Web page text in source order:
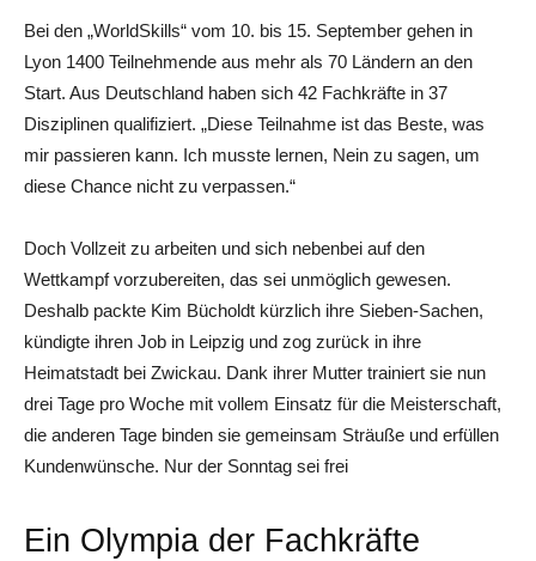
Bei den „WorldSkills“ vom 10. bis 15. September gehen in
Lyon 1400 Teilnehmende aus mehr als 70 Ländern an den
Start. Aus Deutschland haben sich 42 Fachkräfte in 37
Disziplinen qualifiziert. „Diese Teilnahme ist das Beste, was
mir passieren kann. Ich musste lernen, Nein zu sagen, um
diese Chance nicht zu verpassen.“
Doch Vollzeit zu arbeiten und sich nebenbei auf den
Wettkampf vorzubereiten, das sei unmöglich gewesen.
Deshalb packte Kim Bücholdt kürzlich ihre Sieben-Sachen,
kündigte ihren Job in Leipzig und zog zurück in ihre
Heimatstadt bei Zwickau. Dank ihrer Mutter trainiert sie nun
drei Tage pro Woche mit vollem Einsatz für die Meisterschaft,
die anderen Tage binden sie gemeinsam Sträuße und erfüllen
Kundenwünsche. Nur der Sonntag sei frei
Ein Olympia der Fachkräfte